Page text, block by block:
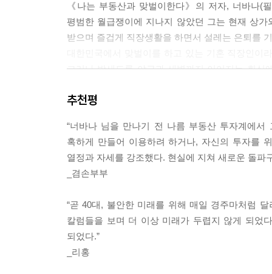
다. 이런 상가를 5채 가지고 있다면 약 5,000만 원
다면 당신은 투자에 대해 전혀 모르는 사람이며,
사람이라면 좀 더 투자에 대해 깊이 연구할 필요가
급여의 일부 또는 퇴직금의 일부를 계속해서 월
영업자가 버는 300만 원과 자영업자를 임차인으
리가 가장 먼저 해야 할 일은, 노후에 필요한 자금
한 최소 생활비는 서울 기준 151만 원, 적정 노후
하는 데 필요한 금액이다.
실패를 통해 확실히 배운 덕분에 그 후로 나는 투
떤 손해가 일어날 수 있는지 가늠할 수 있는가. 둘
넷째, 이 물건의 수익률(대출을 제외한)이 내가
《나는 부동산과 맞벌이한다》의 저자, 너바나(
평범한 월급쟁이에 지나지 않았던 그는 현재 상
받으며 즐겁게 직장생활을 하면서 설레는 은퇴를
그러나 밤새도록 야근과 새벽까지 이어지는 회
일을 그만둔 후 소득이 줄어드는 상황이 두렵기
맞벌이를 시작하면서 두 자녀에게 엄마를 선물
월급보다 많은 월세, 연봉보다 많은 수익과 보너
현재 포털사이트 블로그와 카페를 통해 직장인
이 책에서 자신의 투자 내역을 낱낱이 공개하면서
법’을 제공한다.
“1년 적금 모아 집 1채씩, 10년만 투자하라!”
추천평
“너바나 님을 만나기 전 나름 부동산 투자계에
혹하게 만들어 이용하려 하거나, 자신의 투자를
열정과 자세를 강조했다. 현실에 지쳐 새로운 돌파
_겸손부부
“곧 40대, 불안한 미래를 위해 매일 경주마처럼
칼럼들을 보며 더 이상 미래가 두렵지 않게 되었
되었다.”
_리홍